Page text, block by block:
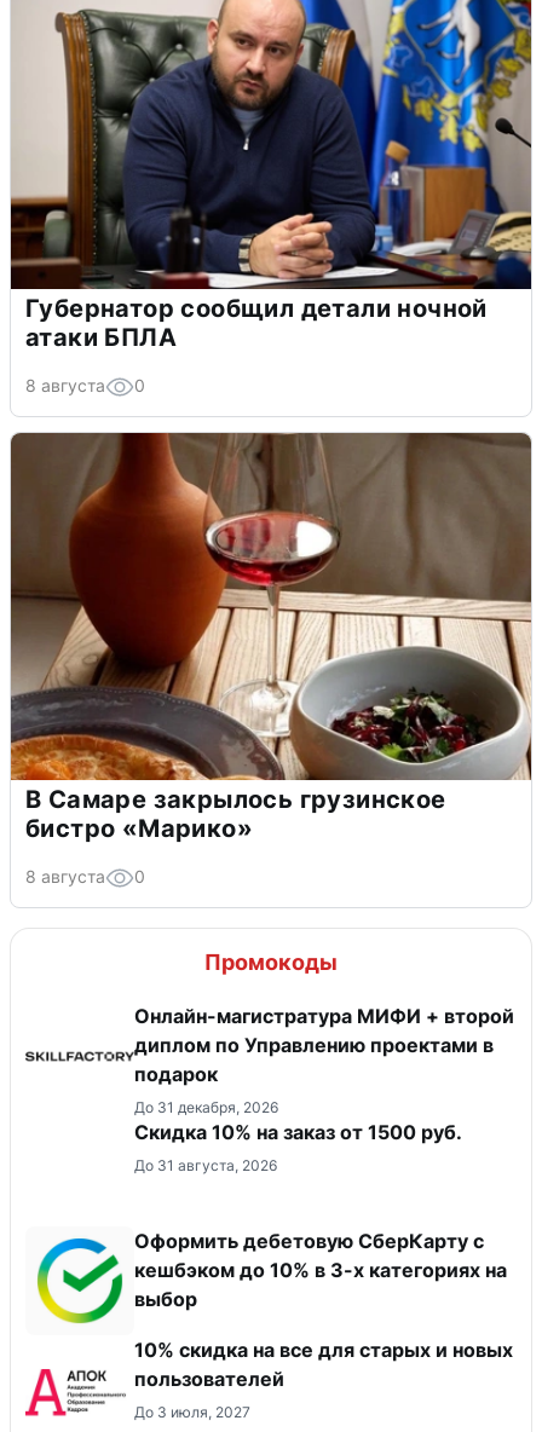
Губернатор сообщил детали ночной
атаки БПЛА
8 августа 0
В Самаре закрылось грузинское
бистро «Марико»
8 августа 0
Промокоды
Онлайн-магистратура МИФИ + второй
диплом по Управлению проектами в
подарок
До 31 декабря, 2026
Скидка 10% на заказ от 1500 руб.
До 31 августа, 2026
Оформить дебетовую СберКарту с
кешбэком до 10% в 3-х категориях на
выбор
10% скидка на все для старых и новых
пользователей
До 3 июля, 2027